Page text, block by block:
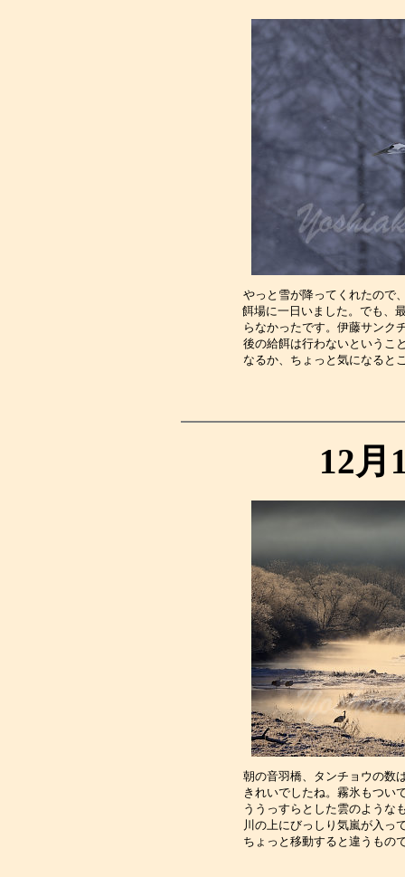
やっと雪が降ってくれたので
餌場に一日いました。でも、
らなかったです。伊藤サンク
後の給餌は行わないというこ
なるか、ちょっと
12月
朝の音羽橋、タンチョウの数
きれいでしたね。霧氷もつい
ううっすらとした雲のような
川の上にびっしり気嵐が入っ
ちょっと移動